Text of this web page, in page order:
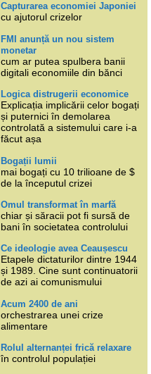
Capturarea economiei Japoniei
cu ajutorul crizelor
FMI anunță un nou sistem
monetar
cum ar putea spulbera banii
digitali economiile din bănci
Logica distrugerii economice
Explicația implicării celor bogați
și puternici în demolarea
controlată a sistemului care i-a
făcut așa
Bogații lumii
mai bogați cu 10 trilioane de $
de la începutul crizei
Omul transformat în marfă
chiar și săracii pot fi sursă de
bani în societatea controlului
Ce ideologie avea Ceaușescu
Etapele dictaturilor dintre 1944
și 1989. Cine sunt continuatorii
de azi ai comunismului
Acum 2400 de ani
orchestrarea unei crize
alimentare
Rolul alternanței frică relaxare
în controlul populației